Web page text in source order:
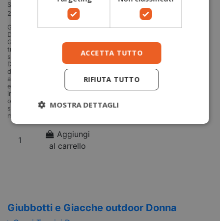
Salewa
28616
Guscio Trekking impermeabile
Donna Puez 2.5L Powertex
Giacca Shell resistente,
traspirante, con cuciture
sigillate. Linea Gusci montagna
Donna: I gusci da montagna per
donna Salewa, leggeri e robusti
allo stesso tempo, sono
espressione di libertà. Gli strati
incorporati creano la protezione
ottimale per le attività di
scialpinismo, ski
mountaineering,...
Aggiungi
al carrello
Giubbotti e Giacche outdoor Donna
ACCETTA TUTTO
RIFIUTA TUTTO
MOSTRA DETTAGLI